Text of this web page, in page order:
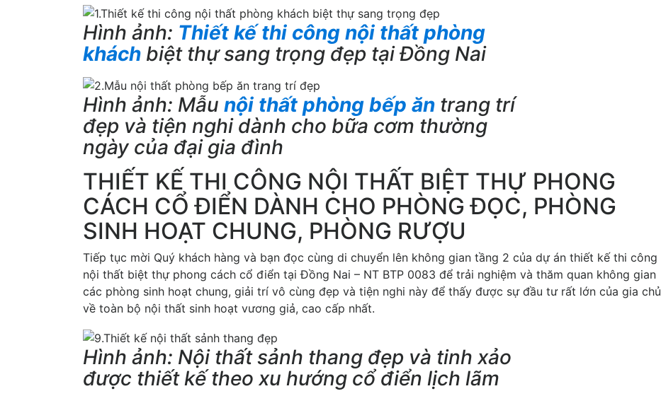
Hình ảnh: Thiết kế thi công nội thất phòng
khách biệt thự sang trọng đẹp tại Đồng Nai
Hình ảnh: Mẫu nội thất phòng bếp ăn trang trí
đẹp và tiện nghi dành cho bữa cơm thường
ngày của đại gia đình
THIẾT KẾ THI CÔNG NỘI THẤT BIỆT THỰ PHONG
CÁCH CỔ ĐIỂN DÀNH CHO PHÒNG ĐỌC, PHÒNG
SINH HOẠT CHUNG, PHÒNG RƯỢU
Tiếp tục mời Quý khách hàng và bạn đọc cùng di chuyển lên không gian tầng 2 của dự án thiết kế thi công
nội thất biệt thự phong cách cổ điển tại Đồng Nai – NT BTP 0083 để trải nghiệm và thăm quan không gian
các phòng sinh hoạt chung, giải trí vô cùng đẹp và tiện nghi này để thấy được sự đầu tư rất lớn của gia chủ
về toàn bộ nội thất sinh hoạt vương giả, cao cấp nhất.
Hình ảnh: Nội thất sảnh thang đẹp và tinh xảo
được thiết kế theo xu hướng cổ điển lịch lãm